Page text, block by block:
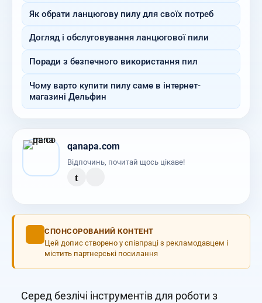
Як обрати ланцюгову пилу для своїх потреб
Догляд і обслуговування ланцюгової пили
Поради з безпечного використання пил
Чому варто купити пилу саме в інтернет-
магазині Дельфин
qanapa.com
Відпочинь, почитай щось цікаве!
t
СПОНСОРОВАНИЙ КОНТЕНТ
Цей допис створено у співпраці з рекламодавцем і
містить партнерські посилання
Серед безлічі інструментів для роботи з